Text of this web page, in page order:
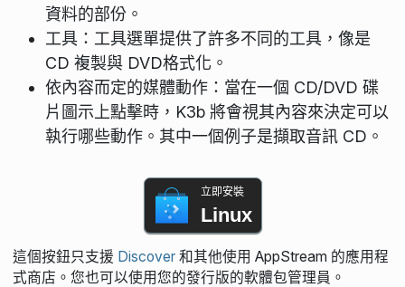
資料的部份。
工具：工具選單提供了許多不同的工具，像是
CD 複製與 DVD格式化。
依內容而定的媒體動作：當在一個 CD/DVD 碟
片圖示上點擊時，K3b 將會視其內容來決定可以
執行哪些動作。其中一個例子是擷取音訊 CD。
立即安裝
Linux
這個按鈕只支援 Discover和其他使用 AppStream 的應用程
式商店。您也可以使用您的發行版的軟體包管理員。